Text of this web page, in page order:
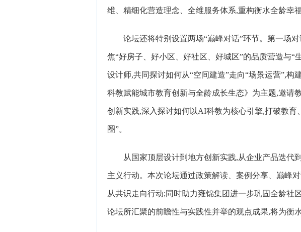
维、精细化营造理念、全维服务体系,重构衡水全龄幸
论坛还将特别设置两场“巅峰对话”环节。第一场
焦“好房子、好小区、好社区、好城区”的品质营造与
设计师,共同探讨如何从“空间建造”走向“场景运营”,
科教赋能城市教育创新与全龄成长生态》为主题,邀请
创新实践,深入探讨如何以AI科教为核心引擎,打破教
圈”。
从国家顶层设计到地方创新实践,从企业产品迭代
主义行动。本次论坛通过政策解读、案例分享、巅峰
从共识走向行动;同时助力雍锦集团进一步巩固全龄社
论坛所汇聚的前瞻性与实践性并举的观点成果,将为衡